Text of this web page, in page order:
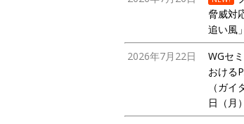
脅威対
追い風
2026年7月22日
WGセ
おける
（ガ
日（月